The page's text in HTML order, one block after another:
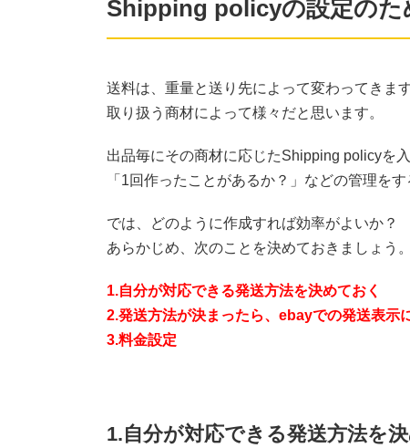
Shipping policyの設定のた
送料は、重量と送り先によって変わってきます
取り扱う商材によって様々だと思います。
出品毎にその商材に応じたShipping policyを
「1回作ったことがあるか？」などの管理をす
では、どのように作成すれば効率がよいか？
あらかじめ、次のことを決めておきましょう。
1.自分が対応できる発送方法を決めておく
2.発送方法が決まったら、ebayでの発送表示
3.料金設定
1.自分が対応できる発送方法を